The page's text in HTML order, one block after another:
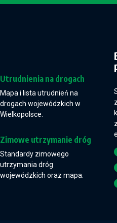
Utrudnienia na drogach
Mapa i lista utrudnień na
drogach wojewódzkich w
Wielkopolsce.
Zimowe utrzymanie dróg
Standardy zimowego
utrzymania dróg
wojewódzkich oraz mapa.